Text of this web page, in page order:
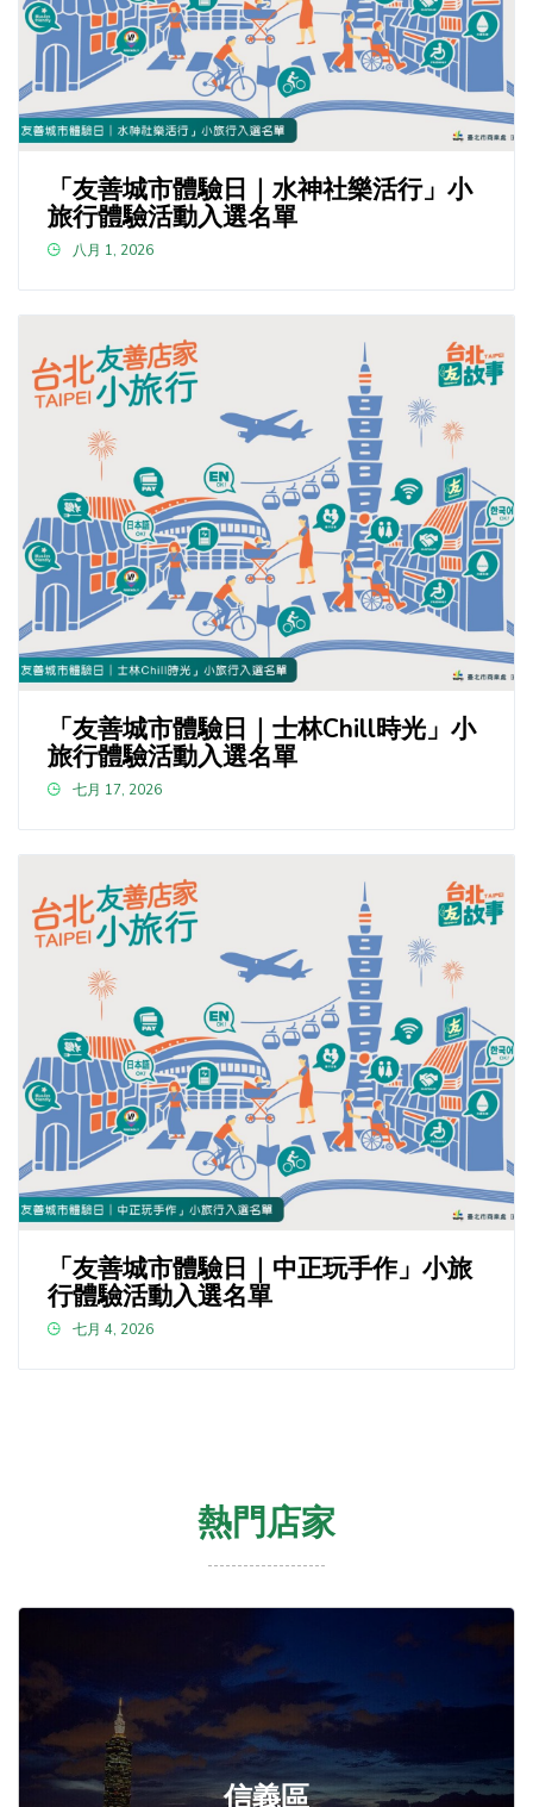
「友善城市體驗日｜水神社樂活行」小
旅行體驗活動入選名單
八月 1, 2026
「友善城市體驗日｜士林Chill時光」小
旅行體驗活動入選名單
七月 17, 2026
「友善城市體驗日｜中正玩手作」小旅
行體驗活動入選名單
七月 4, 2026
熱門店家
信義區